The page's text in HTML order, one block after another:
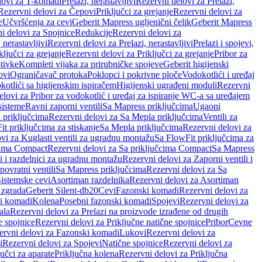
delovi za ČepoviPriključci za grejanjeRezervni delovi za
Učvršćenja za ceviGeberit Mapress ugljenični čelikGeberit Mapress
delovi za SpojniceRedukcijeRezervni delovi za
nerastavljiviRezervni delovi za Prelazi, nerastavljiviPrelazi i spojevi,
za grejanjeRezervni delovi za Priključci za grejanjePribor za
Kompleti vijaka za prirubničke spojeveGeberit higijenski
Ograničavač protokaPoklopci i pokrivne pločeVodokotlići i uređaj
sa higijenskim ispiračemHigijenski ugrađeni moduliRezervni
za Pribor za vodokotlić i uređaj za ispiranje WC-a sa uređajem
Ravni zaporni ventiliSa Mapress priključcimaUgaoni
priključcimaRezervni delovi za Sa Mepla priključcimaVentili za
priključcima za stiskanjeSa Mepla priključcimaRezervni delovi za
za Kuglasti ventili za ugradnu montažuSa FlowFit priključcima za
CompactRezervni delovi za Sa priključcima CompactSa Mapress
razdelnici za ugradnu montažuRezervni delovi za Zaporni ventili i
ventiliSa Mapress priključcimaRezervni delovi za Sa
ceviAsortiman razdelnikaRezervni delovi za Asortiman
Geberit Silent-db20CeviFazonski komadiRezervni delovi za
komadiKolenaPosebni fazonski komadiSpojeviRezervni delovi za
Rezervni delovi za Prelazi na proizvode izrađene od drugih
spojniceRezervni delovi za Priključne natične spojnicePriborCevne
delovi za Fazonski komadiLukoviRezervni delovi za
Rezervni delovi za SpojeviNatične spojniceRezervni delovi za
za aparatePriključna kolenaRezervni delovi za Priključna